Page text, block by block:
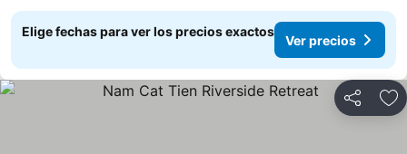
Elige fechas para ver los precios exactos
Ver precios
Compartir